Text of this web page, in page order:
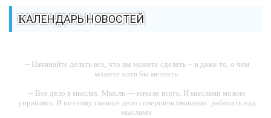
КАЛЕНДАРЬ НОВОСТЕЙ
-- Начинайте делать все, что вы можете сделать – и даже то, о чем
можете хотя бы мечтать.
-- Все дело в мыслях. Мысль — начало всего. И мыслями можно
управлять. И поэтому главное дело совершенствования: работать над
мыслями.